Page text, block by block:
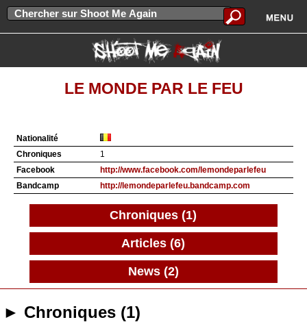
LE MONDE PAR LE FEU
Nationalité
Chroniques
1
Facebook
http://www.facebook.com/lemondeparlefeu
Bandcamp
http://lemondeparlefeu.bandcamp.com
Chroniques (1)
Articles (6)
News (2)
► Chroniques (1)